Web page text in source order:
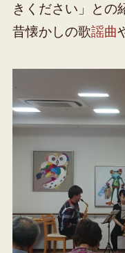
きください」との
昔懐かしの歌謡曲